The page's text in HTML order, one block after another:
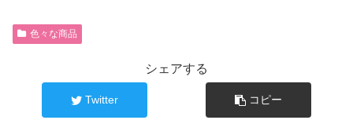
色々な商品
シェアする
Twitter コピー